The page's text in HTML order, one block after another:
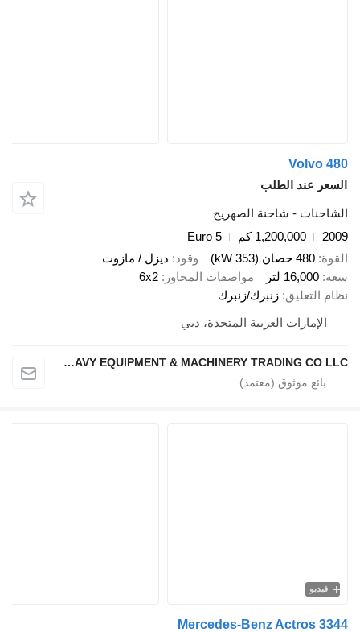
عند الطلب
- شاحنة الصهريج
1,200,000 كم
Euro 5
480 حصان (353 kW)
وقود
ديزل / مازوت
16,000 لتر
مواصفات المحاور
6x2
زنبرك/زنبرك
العربية المتحدة، دبي
NAJI HANOUN USED HEAVY EQUIPMENT & MACHINERY TRADING CO LLC
Mercedes-Benz Actros